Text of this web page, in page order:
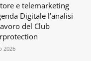
e telemarketing
Digitale l’analisi
del Club
2026